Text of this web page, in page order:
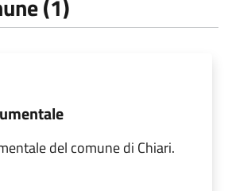
(1)
del comune di Chiari.